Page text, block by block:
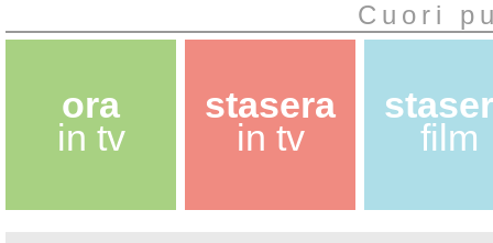
Cuori
ora
in tv
stasera
in tv
film